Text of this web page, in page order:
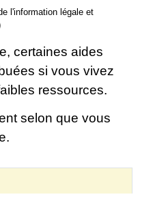
l'information légale et
certaines aides
si vous vivez
ressources.
selon que vous